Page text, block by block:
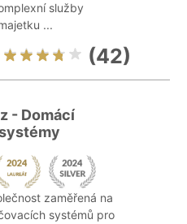
služby
...
(42)
- Domácí
zaměřená na
systémů pro